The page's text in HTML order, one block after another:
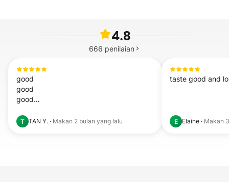
4.8
666 penilaian
good
good
good
good
T TAN Y. · Makan 2 bulan yang lalu
taste good and
E Elaine · Makan